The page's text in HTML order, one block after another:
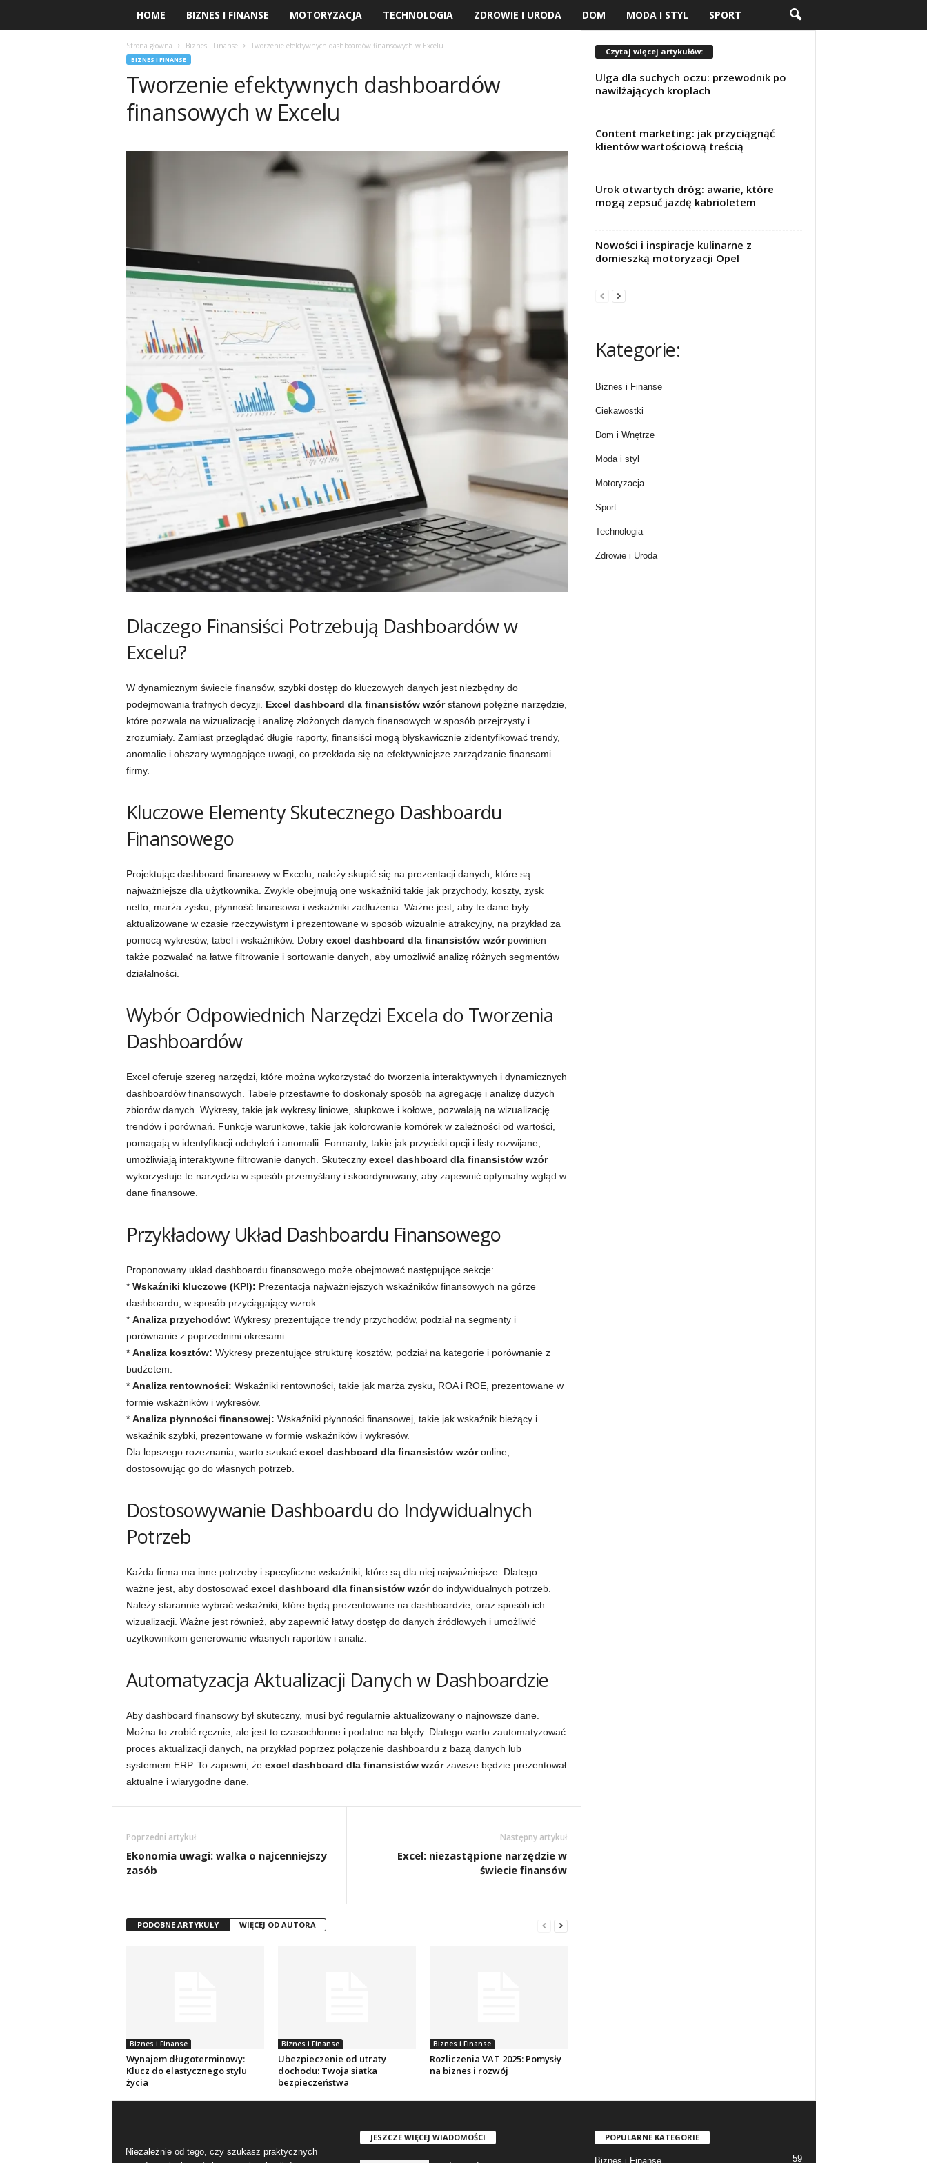
HOME BIZNES I FINANSE MOTORYZACJA TECHNOLOGIA ZDROWIE I URODA DOM MODA I STYL SPORT
Strona główna Biznes i Finanse Tworzenie efektywnych dashboardów finansowych w Excelu
BIZNES I FINANSE
Tworzenie efektywnych dashboardów
finansowych w Excelu
Dlaczego Finansiści Potrzebują Dashboardów w
Excelu?
W dynamicznym świecie finansów, szybki dostęp do kluczowych danych jest niezbędny do
podejmowania trafnych decyzji. Excel dashboard dla finansistów wzórstanowi potężne narzędzie,
które pozwala na wizualizację i analizę złożonych danych finansowych w sposób przejrzysty i
zrozumiały. Zamiast przeglądać długie raporty, finansiści mogą błyskawicznie zidentyfikować trendy,
anomalie i obszary wymagające uwagi, co przekłada się na efektywniejsze zarządzanie finansami
firmy.
Kluczowe Elementy Skutecznego Dashboardu
Finansowego
Projektując dashboard finansowy w Excelu, należy skupić się na prezentacji danych, które są
najważniejsze dla użytkownika. Zwykle obejmują one wskaźniki takie jak przychody, koszty, zysk
netto, marża zysku, płynność finansowa i wskaźniki zadłużenia. Ważne jest, aby te dane były
aktualizowane w czasie rzeczywistym i prezentowane w sposób wizualnie atrakcyjny, na przykład za
pomocą wykresów, tabel i wskaźników. Dobry excel dashboard dla finansistów wzórpowinien
także pozwalać na łatwe filtrowanie i sortowanie danych, aby umożliwić analizę różnych segmentów
działalności.
Wybór Odpowiednich Narzędzi Excela do Tworzenia
Dashboardów
Excel oferuje szereg narzędzi, które można wykorzystać do tworzenia interaktywnych i dynamicznych
dashboardów finansowych. Tabele przestawne to doskonały sposób na agregację i analizę dużych
zbiorów danych. Wykresy, takie jak wykresy liniowe, słupkowe i kołowe, pozwalają na wizualizację
trendów i porównań. Funkcje warunkowe, takie jak kolorowanie komórek w zależności od wartości,
pomagają w identyfikacji odchyleń i anomalii. Formanty, takie jak przyciski opcji i listy rozwijane,
umożliwiają interaktywne filtrowanie danych. Skuteczny excel dashboard dla finansistów wzór
wykorzystuje te narzędzia w sposób przemyślany i skoordynowany, aby zapewnić optymalny wgląd w
dane finansowe.
Przykładowy Układ Dashboardu Finansowego
Proponowany układ dashboardu finansowego może obejmować następujące sekcje:
* Wskaźniki kluczowe (KPI): Prezentacja najważniejszych wskaźników finansowych na górze
dashboardu, w sposób przyciągający wzrok.
* Analiza przychodów: Wykresy prezentujące trendy przychodów, podział na segmenty i
porównanie z poprzednimi okresami.
* Analiza kosztów: Wykresy prezentujące strukturę kosztów, podział na kategorie i porównanie z
budżetem.
* Analiza rentowności: Wskaźniki rentowności, takie jak marża zysku, ROA i ROE, prezentowane w
formie wskaźników i wykresów.
* Analiza płynności finansowej: Wskaźniki płynności finansowej, takie jak wskaźnik bieżący i
wskaźnik szybki, prezentowane w formie wskaźników i wykresów.
Dla lepszego rozeznania, warto szukać excel dashboard dla finansistów wzóronline,
dostosowując go do własnych potrzeb.
Dostosowywanie Dashboardu do Indywidualnych
Potrzeb
Każda firma ma inne potrzeby i specyficzne wskaźniki, które są dla niej najważniejsze. Dlatego
ważne jest, aby dostosować excel dashboard dla finansistów wzórdo indywidualnych potrzeb.
Należy starannie wybrać wskaźniki, które będą prezentowane na dashboardzie, oraz sposób ich
wizualizacji. Ważne jest również, aby zapewnić łatwy dostęp do danych źródłowych i umożliwić
użytkownikom generowanie własnych raportów i analiz.
Automatyzacja Aktualizacji Danych w Dashboardzie
Aby dashboard finansowy był skuteczny, musi być regularnie aktualizowany o najnowsze dane.
Można to zrobić ręcznie, ale jest to czasochłonne i podatne na błędy. Dlatego warto zautomatyzować
proces aktualizacji danych, na przykład poprzez połączenie dashboardu z bazą danych lub
systemem ERP. To zapewni, że excel dashboard dla finansistów wzórzawsze będzie prezentował
aktualne i wiarygodne dane.
Poprzedni artykuł
Ekonomia uwagi: walka o najcenniejszy
zasób
Następny artykuł
Excel: niezastąpione narzędzie w
świecie finansów
PODOBNE ARTYKUŁY WIĘCEJ OD AUTORA
Biznes i Finanse
Wynajem długoterminowy:
Klucz do elastycznego stylu
życia
Biznes i Finanse
Ubezpieczenie od utraty
dochodu: Twoja siatka
bezpieczeństwa
Biznes i Finanse
Rozliczenia VAT 2025: Pomysły
na biznes i rozwój
Czytaj więcej artykułów:
Ulga dla suchych oczu: przewodnik po
nawilżających kroplach
Content marketing: jak przyciągnąć
klientów wartościową treścią
Urok otwartych dróg: awarie, które
mogą zepsuć jazdę kabrioletem
Nowości i inspiracje kulinarne z
domieszką motoryzacji Opel
Kategorie:
Biznes i Finanse
Ciekawostki
Dom i Wnętrze
Moda i styl
Motoryzacja
Sport
Technologia
Zdrowie i Uroda
Niezależnie od tego, czy szukasz praktycznych
JESZCZE WIĘCEJ WIADOMOŚCI POPULARNE KATEGORIE
Biznes i Finanse 59